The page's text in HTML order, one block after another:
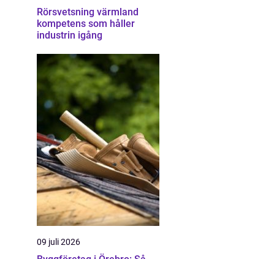
Rörsvetsning värmland
kompetens som håller
industrin igång
09 juli 2026